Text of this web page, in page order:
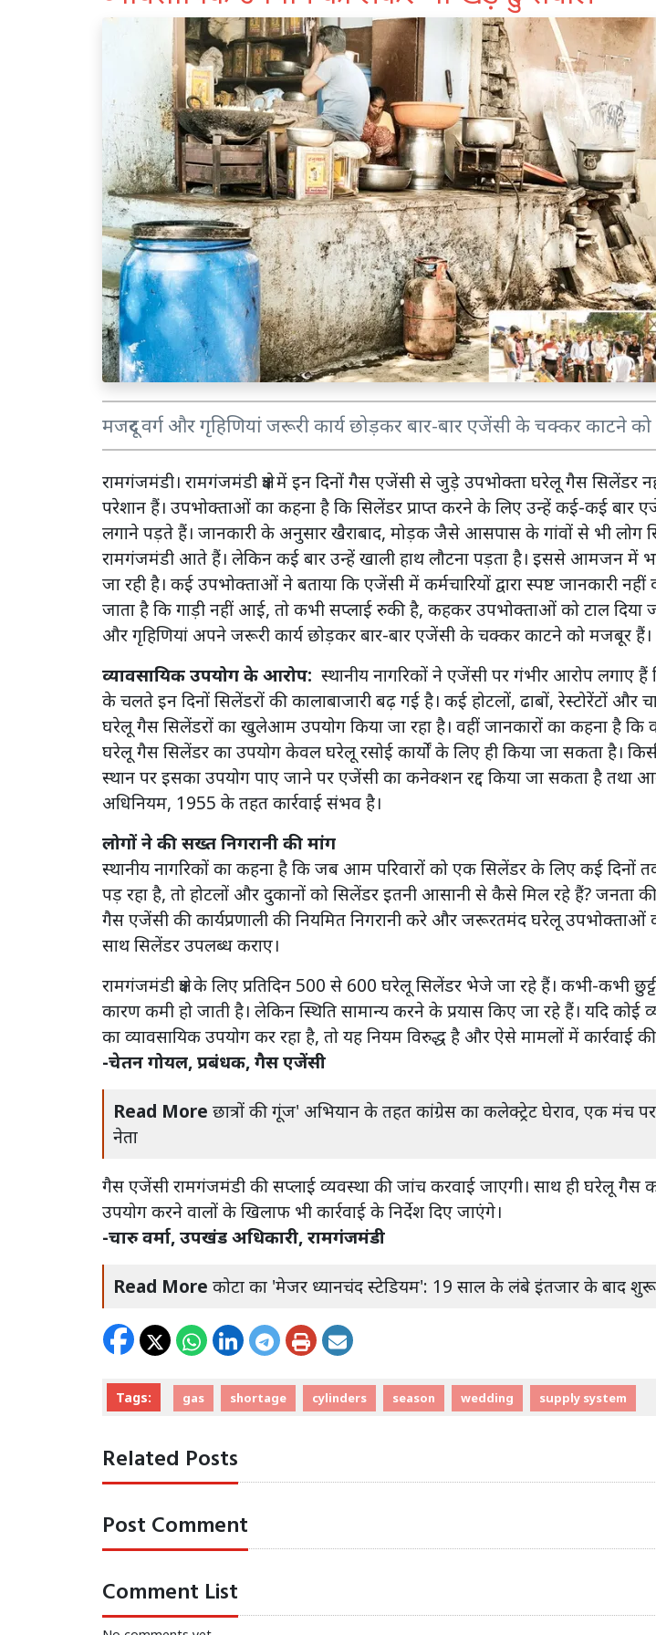
मजदूर वर्ग और गृहिणियां जरूरी कार्य छोड़कर बार-बार एजेंसी के चक्कर काटने
रामगंजमंडी। रामगंजमंडी क्षेत्र में इन दिनों गैस एजेंसी से जुड़े उपभोक्ता घरेलू गैस सिलेंडर
परेशान हैं। उपभोक्ताओं का कहना है कि सिलेंडर प्राप्त करने के लिए उन्हें कई-कई बार
लगाने पड़ते हैं। जानकारी के अनुसार खैराबाद, मोड़क जैसे आसपास के गांवों से भी लोग
रामगंजमंडी आते हैं। लेकिन कई बार उन्हें खाली हाथ लौटना पड़ता है। इससे आमजन में
जा रही है। कई उपभोक्ताओं ने बताया कि एजेंसी में कर्मचारियों द्वारा स्पष्ट जानकारी
जाता है कि गाड़ी नहीं आई, तो कभी सप्लाई रुकी है, कहकर उपभोक्ताओं को टाल दिया
और गृहिणियां अपने जरूरी कार्य छोड़कर बार-बार एजेंसी के चक्कर काटने को मजबूर हैं।
व्यावसायिक उपयोग के आरोप: स्थानीय नागरिकों ने एजेंसी पर गंभीर आरोप लगाए हैं
के चलते इन दिनों सिलेंडरों की कालाबाजारी बढ़ गई है। कई होटलों, ढाबों, रेस्टोरेंटों और
घरेलू गैस सिलेंडरों का खुलेआम उपयोग किया जा रहा है। वहीं जानकारों का कहना है
घरेलू गैस सिलेंडर का उपयोग केवल घरेलू रसोई कार्यों के लिए ही किया जा सकता है।
स्थान पर इसका उपयोग पाए जाने पर एजेंसी का कनेक्शन रद्द किया जा सकता है तथा
अधिनियम, 1955 के तहत कार्रवाई संभव है।
लोगों ने की सख्त निगरानी की मांग
स्थानीय नागरिकों का कहना है कि जब आम परिवारों को एक सिलेंडर के लिए कई दिनों
पड़ रहा है, तो होटलों और दुकानों को सिलेंडर इतनी आसानी से कैसे मिल रहे हैं? जनता
गैस एजेंसी की कार्यप्रणाली की नियमित निगरानी करे और जरूरतमंद घरेलू उपभोक्ताओं
साथ सिलेंडर उपलब्ध कराए।
रामगंजमंडी क्षेत्र के लिए प्रतिदिन 500 से 600 घरेलू सिलेंडर भेजे जा रहे हैं। कभी-कभी
कारण कमी हो जाती है। लेकिन स्थिति सामान्य करने के प्रयास किए जा रहे हैं। यदि कोई
का व्यावसायिक उपयोग कर रहा है, तो यह नियम विरुद्ध है और ऐसे मामलों में कार्रवाई की
-चेतन गोयल, प्रबंधक, गैस एजेंसी
Read More छात्रों की गूंज' अभियान के तहत कांग्रेस का कलेक्ट्रेट घेराव, एक मंच
नेता
गैस एजेंसी रामगंजमंडी की सप्लाई व्यवस्था की जांच करवाई जाएगी। साथ ही घरेलू गैस
उपयोग करने वालों के खिलाफ भी कार्रवाई के निर्देश दिए जाएंगे।
-चारु वर्मा, उपखंड अधिकारी, रामगंजमंडी
Read More कोटा का 'मेजर ध्यानचंद स्टेडियम': 19 साल के लंबे इंतजार के बाद
Tags: gas shortage cylinders season wedding supply system
Related Posts
Post Comment
Comment List